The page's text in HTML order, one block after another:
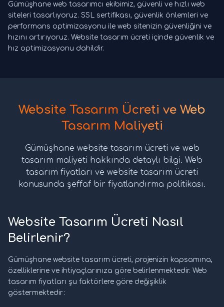
Gümüşhane web tasarımcı ekibimiz, güvenli ve hızlı web
siteleri tasarlıyoruz. SSL sertifikası, güvenlik önlemleri ve
performans optimizasyonu ile web sitenizin güvenliğini ve
hızını artırıyoruz. Website tasarım ücreti içinde güvenlik ve
hız optimizasyonu dahildir.
Website Tasarım Ücreti ve Web
Tasarım Maliyeti
Gümüşhane website tasarım ücreti ve web
tasarım maliyeti hakkında detaylı bilgi. Web
tasarım fiyatları ve website tasarım ücreti
konusunda şeffaf bir fiyatlandırma politikası.
Website Tasarım Ücreti Nasıl
Belirlenir?
Gümüşhane website tasarım ücreti, projenizin kapsamına,
özelliklerine ve ihtiyaçlarınıza göre belirlenmektedir. Web
tasarım fiyatları şu faktörlere göre değişiklik
göstermektedir: